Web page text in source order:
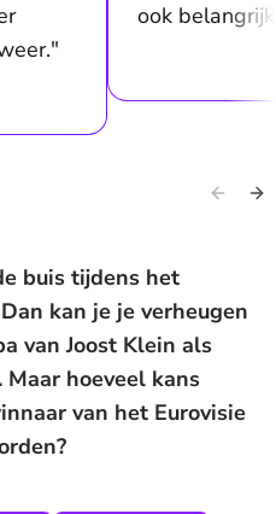
ook
buis tijdens het
kan je je verheugen
van Joost Klein als
hoeveel kans
van het Eurovisie